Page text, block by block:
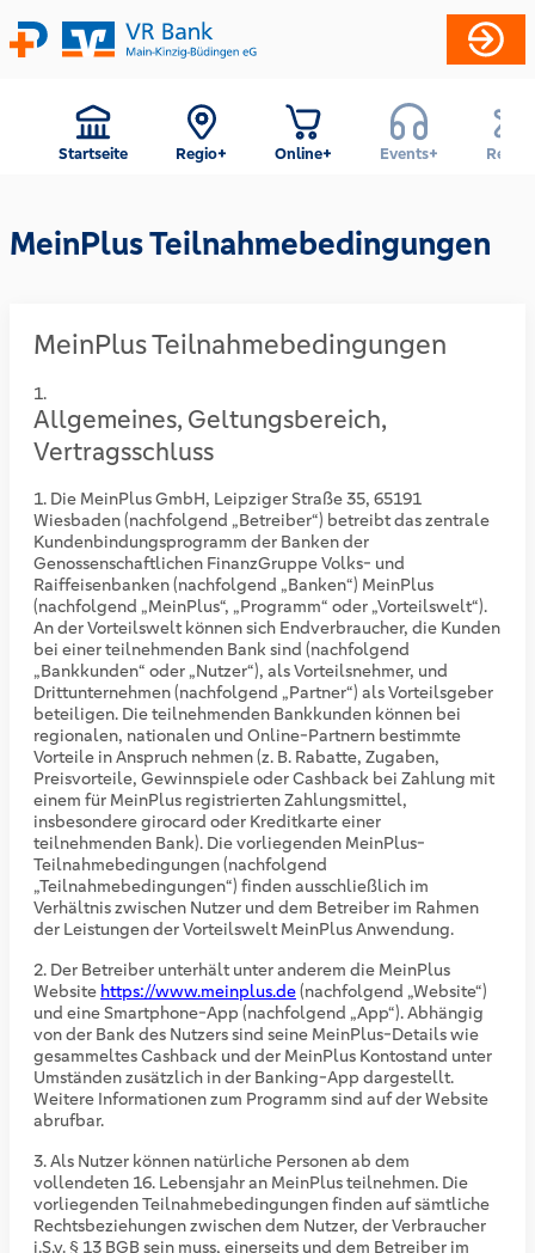
Startseite Regio+ Online+ Events+ Reise+
MeinPlus Teilnahmebedingungen
MeinPlus Teilnahmebedingungen
Allgemeines, Geltungsbereich,
Vertragsschluss
Die MeinPlus GmbH, Leipziger Straße 35, 65191
Wiesbaden (nachfolgend „Betreiber“) betreibt das zentrale
Kundenbindungsprogramm der Banken der
Genossenschaftlichen FinanzGruppe Volks- und
Raiffeisenbanken (nachfolgend „Banken“) MeinPlus
(nachfolgend „MeinPlus“, „Programm“ oder „Vorteilswelt“).
An der Vorteilswelt können sich Endverbraucher, die Kunden
bei einer teilnehmenden Bank sind (nachfolgend
„Bankkunden“ oder „Nutzer“), als Vorteilsnehmer, und
Drittunternehmen (nachfolgend „Partner“) als Vorteilsgeber
beteiligen. Die teilnehmenden Bankkunden können bei
regionalen, nationalen und Online-Partnern bestimmte
Vorteile in Anspruch nehmen (z. B. Rabatte, Zugaben,
Preisvorteile, Gewinnspiele oder Cashback bei Zahlung mit
einem für MeinPlus registrierten Zahlungsmittel,
insbesondere girocard oder Kreditkarte einer
teilnehmenden Bank). Die vorliegenden MeinPlus-
Teilnahmebedingungen (nachfolgend
„Teilnahmebedingungen“) finden ausschließlich im
Verhältnis zwischen Nutzer und dem Betreiber im Rahmen
der Leistungen der Vorteilswelt MeinPlus Anwendung.
Der Betreiber unterhält unter anderem die MeinPlus
Website https://www.meinplus.de(nachfolgend „Website“)
und eine Smartphone-App (nachfolgend „App“). Abhängig
von der Bank des Nutzers sind seine MeinPlus-Details wie
gesammeltes Cashback und der MeinPlus Kontostand unter
Umständen zusätzlich in der Banking-App dargestellt.
Weitere Informationen zum Programm sind auf der Website
abrufbar.
Als Nutzer können natürliche Personen ab dem
vollendeten 16. Lebensjahr an MeinPlus teilnehmen. Die
vorliegenden Teilnahmebedingungen finden auf sämtliche
Rechtsbeziehungen zwischen dem Nutzer, der Verbraucher
i.S.v. § 13 BGB sein muss, einerseits und dem Betreiber im